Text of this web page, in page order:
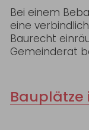
Bei einem
eine
Baurecht
Gemeinderat
Bauplätze